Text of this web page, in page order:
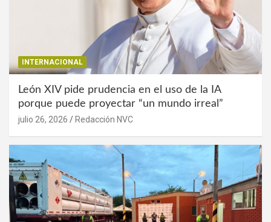
INTERNACIONAL
León XIV pide prudencia en el uso de la IA
porque puede proyectar “un mundo irreal”
julio 26, 2026 Redacción NVC